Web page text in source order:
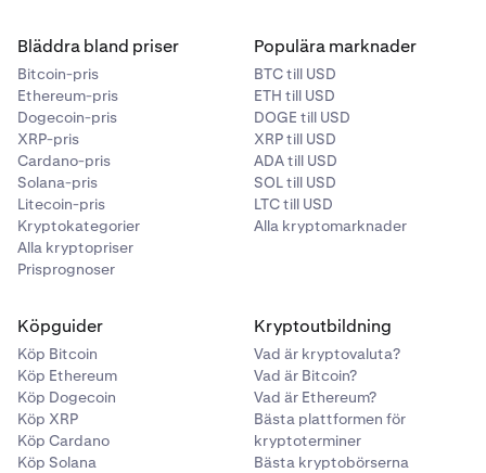
Bläddra bland priser
Bitcoin-pris
Ethereum-pris
Dogecoin-pris
XRP-pris
Cardano-pris
Solana-pris
Litecoin-pris
Kryptokategorier
Alla kryptopriser
Prisprognoser
Populära marknader
BTC till USD
ETH till USD
DOGE till USD
XRP till USD
ADA till USD
SOL till USD
LTC till USD
Alla kryptomarknader
Köpguider
Köp Bitcoin
Köp Ethereum
Köp Dogecoin
Köp XRP
Köp Cardano
Köp Solana
Kryptoutbildning
Vad är kryptovaluta?
Vad är Bitcoin?
Vad är Ethereum?
Bästa plattformen för
kryptoterminer
Bästa kryptobörserna